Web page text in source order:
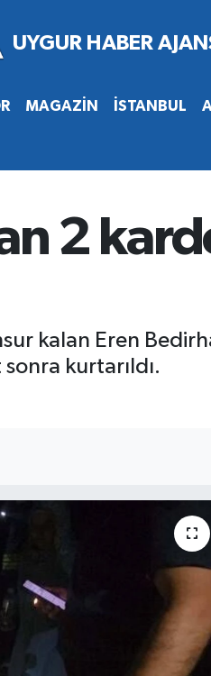
MAGAZİN İSTANBUL
2
kalan Eren
kurtarıldı.